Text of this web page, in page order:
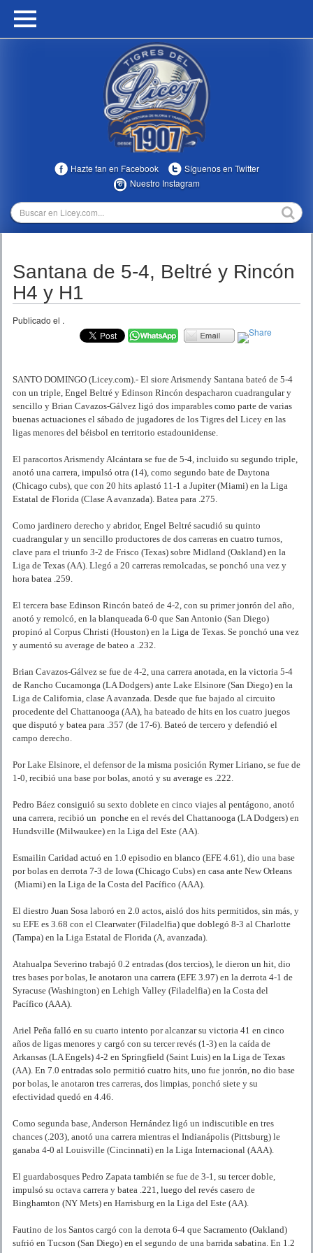
HOME
MULTIMEDIA
TEMPORADAS
Hazte fan en Facebook
Síguenos en Twitter
Nuestro Instagram
Santana de 5-4, Beltré y Rincón
H4 y H1
Publicado el .
SANTO DOMINGO (Licey.com).- El siore Arismendy Santana bateó de 5-4
con un triple, Engel Beltré y Edinson Rincón despacharon cuadrangular y
sencillo y Brian Cavazos-Gálvez ligó dos imparables como parte de varias
buenas actuaciones el sábado de jugadores de los Tigres del Licey en las
ligas menores del béisbol en territorio estadounidense.
El paracortos Arismendy Alcántara se fue de 5-4, incluido su segundo triple,
anotó una carrera, impulsó otra (14), como segundo bate de Daytona
(Chicago cubs), que con 20 hits aplastó 11-1 a Jupiter (Miami) en la Liga
Estatal de Florida (Clase A avanzada). Batea para .275.
Como jardinero derecho y abridor, Engel Beltré sacudió su quinto
cuadrangular y un sencillo productores de dos carreras en cuatro turnos,
clave para el triunfo 3-2 de Frisco (Texas) sobre Midland (Oakland) en la
Liga de Texas (AA). Llegó a 20 carreras remolcadas, se ponchó una vez y
hora batea .259.
El tercera base Edinson Rincón bateó de 4-2, con su primer jonrón del año,
anotó y remolcó, en la blanqueada 6-0 que San Antonio (San Diego)
propinó al Corpus Christi (Houston) en la Liga de Texas. Se ponchó una vez
y aumentó su average de bateo a .232.
Brian Cavazos-Gálvez se fue de 4-2, una carrera anotada, en la victoria 5-4
de Rancho Cucamonga (LA Dodgers) ante Lake Elsinore (San Diego) en la
Liga de California, clase A avanzada. Desde que fue bajado al circuito
procedente del Chattanooga (AA), ha bateado de hits en los cuatro juegos
que disputó y batea para .357 (de 17-6). Bateó de tercero y defendió el
campo derecho.
Por Lake Elsinore, el defensor de la misma posición Rymer Liriano, se fue de
1-0, recibió una base por bolas, anotó y su average es .222.
Pedro Báez consiguió su sexto doblete en cinco viajes al pentágono, anotó
una carrera, recibió un ponche en el revés del Chattanooga (LA Dodgers) en
Hundsville (Milwaukee) en la Liga del Este (AA).
Esmailin Caridad actuó en 1.0 episodio en blanco (EFE 4.61), dio una base
por bolas en derrota 7-3 de Iowa (Chicago Cubs) en casa ante New Orleans
(Miami) en la Liga de la Costa del Pacífico (AAA).
El diestro Juan Sosa laboró en 2.0 actos, aisló dos hits permitidos, sin más, y
su EFE es 3.68 con el Clearwater (Filadelfia) que doblegó 8-3 al Charlotte
(Tampa) en la Liga Estatal de Florida (A, avanzada).
Atahualpa Severino trabajó 0.2 entradas (dos tercios), le dieron un hit, dio
tres bases por bolas, le anotaron una carrera (EFE 3.97) en la derrota 4-1 de
Syracuse (Washington) en Lehigh Valley (Filadelfia) en la Costa del
Pacífico (AAA).
Ariel Peña falló en su cuarto intento por alcanzar su victoria 41 en cinco
años de ligas menores y cargó con su tercer revés (1-3) en la caída de
Arkansas (LA Engels) 4-2 en Springfield (Saint Luis) en la Liga de Texas
(AA). En 7.0 entradas solo permitió cuatro hits, uno fue jonrón, no dio base
por bolas, le anotaron tres carreras, dos limpias, ponchó siete y su
efectividad quedó en 4.46.
Como segunda base, Anderson Hernández ligó un indiscutible en tres
chances (.203), anotó una carrera mientras el Indianápolis (Pittsburg) le
ganaba 4-0 al Louisville (Cincinnati) en la Liga Internacional (AAA).
El guardabosques Pedro Zapata también se fue de 3-1, su tercer doble,
impulsó su octava carrera y batea .221, luego del revés casero de
Binghamton (NY Mets) en Harrisburg en la Liga del Este (AA).
Fautino de los Santos cargó con la derrota 6-4 que Sacramento (Oakland)
sufrió en Tucson (San Diego) en el segundo de una barrida sabatina. En 1.2